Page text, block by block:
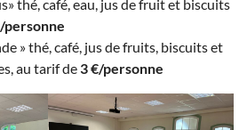
thé, café, eau, jus de fruit et biscuits
personne
» thé, café, jus de fruits, biscuits et
au tarif de 3 €/personne